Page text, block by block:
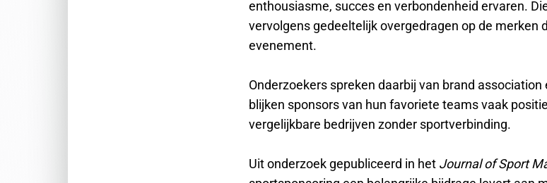
enthousiasme, succes en verbondenheid ervaren.
vervolgens gedeeltelijk overgedragen op de merken
evenement.
Onderzoekers spreken daarbij van brand
blijken sponsors van hun favoriete teams vaak
vergelijkbare bedrijven zonder sportverbinding.
Uit onderzoek gepubliceerd in het Journal of Sport